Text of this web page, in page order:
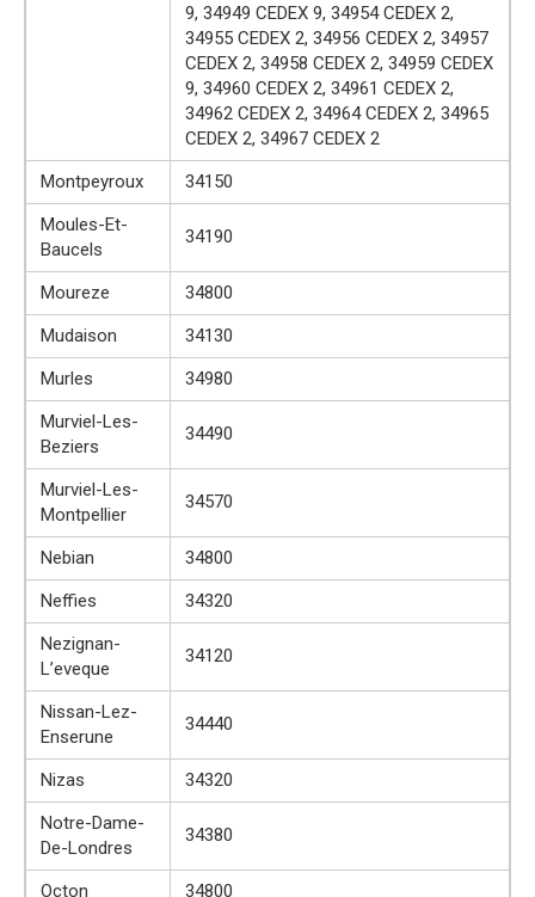
9, 34949 CEDEX 9, 34954 CEDEX 2,
34955 CEDEX 2, 34956 CEDEX 2, 34957
CEDEX 2, 34958 CEDEX 2, 34959 CEDEX
9, 34960 CEDEX 2, 34961 CEDEX 2,
34962 CEDEX 2, 34964 CEDEX 2, 34965
CEDEX 2, 34967 CEDEX 2
Montpeyroux
34150
Moules-Et-
Baucels
34190
Moureze
34800
Mudaison
34130
Murles
34980
Murviel-Les-
Beziers
34490
Murviel-Les-
Montpellier
34570
Nebian
34800
Neffies
34320
Nezignan-
L’eveque
34120
Nissan-Lez-
Enserune
34440
Nizas
34320
Notre-Dame-
De-Londres
34380
Octon 34800